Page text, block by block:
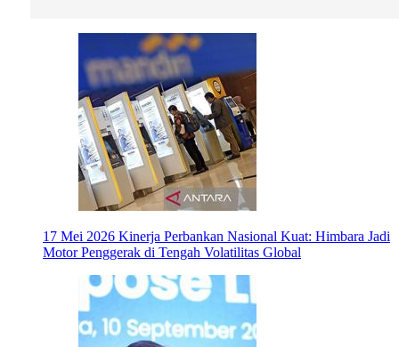
17 Mei 2026 Kinerja Perbankan Nasional Kuat: Himbara Jadi
Motor Penggerak di Tengah Volatilitas Global